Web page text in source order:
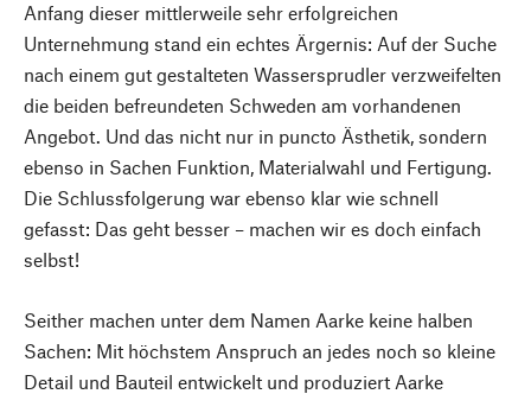
Anfang dieser mittlerweile sehr erfolgreichen
Unternehmung stand ein echtes Ärgernis: Auf der Suche
nach einem gut gestalteten Wassersprudler verzweifelten
die beiden befreundeten Schweden am vorhandenen
Angebot. Und das nicht nur in puncto Ästhetik, sondern
ebenso in Sachen Funktion, Materialwahl und Fertigung.
Die Schlussfolgerung war ebenso klar wie schnell
gefasst: Das geht besser – machen wir es doch einfach
selbst!
Seither machen unter dem Namen Aarke keine halben
Sachen: Mit höchstem Anspruch an jedes noch so kleine
Detail und Bauteil entwickelt und produziert Aarke